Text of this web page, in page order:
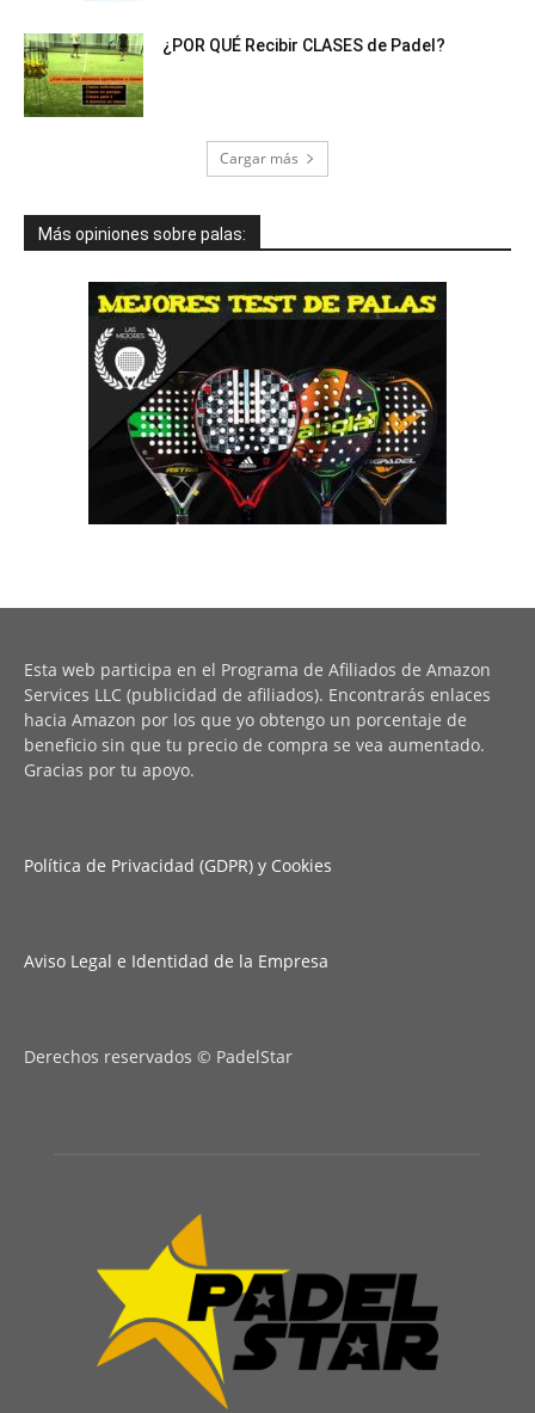
¿POR QUÉ Recibir CLASES de Padel?
Cargar más
Más opiniones sobre palas:
Esta web participa en el Programa de Afiliados de Amazon
Services LLC (publicidad de afiliados). Encontrarás enlaces
hacia Amazon por los que yo obtengo un porcentaje de
beneficio sin que tu precio de compra se vea aumentado.
Gracias por tu apoyo.
Política de Privacidad (GDPR) y Cookies
Aviso Legal e Identidad de la Empresa
Derechos reservados © PadelStar